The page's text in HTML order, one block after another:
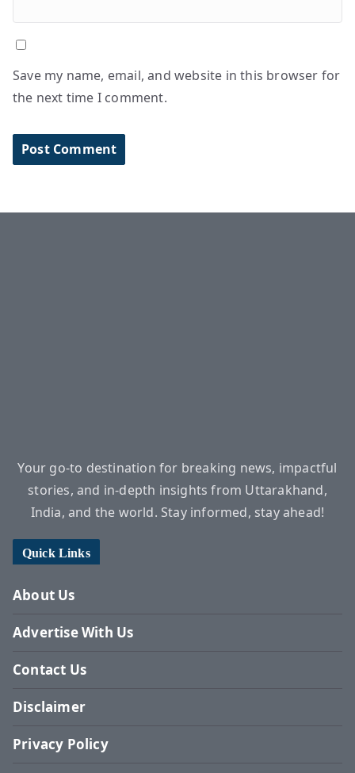
Save my name, email, and website in this browser for
the next time I comment.
Your go-to destination for breaking news, impactful
stories, and in-depth insights from Uttarakhand,
India, and the world. Stay informed, stay ahead!
Quick Links
About Us
Advertise With Us
Contact Us
Disclaimer
Privacy Policy